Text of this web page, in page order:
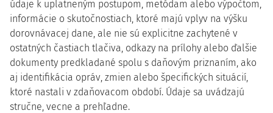
údaje k uplatneným postupom, metódam alebo výpočtom,
informácie o skutočnostiach, ktoré majú vplyv na výšku
dorovnávacej dane, ale nie sú explicitne zachytené v
ostatných častiach tlačiva, odkazy na prílohy alebo ďalšie
dokumenty predkladané spolu s daňovým priznaním, ako
aj identifikácia opráv, zmien alebo špecifických situácií,
ktoré nastali v zdaňovacom období. Údaje sa uvádzajú
stručne, vecne a prehľadne.